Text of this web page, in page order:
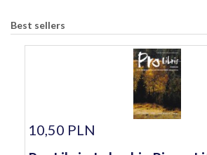
Best sellers
10,50 PLN